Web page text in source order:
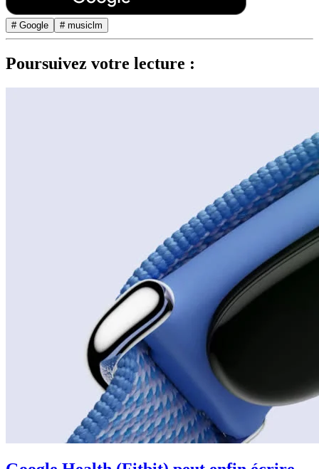
# Google # musiclm
Poursuivez votre lecture :